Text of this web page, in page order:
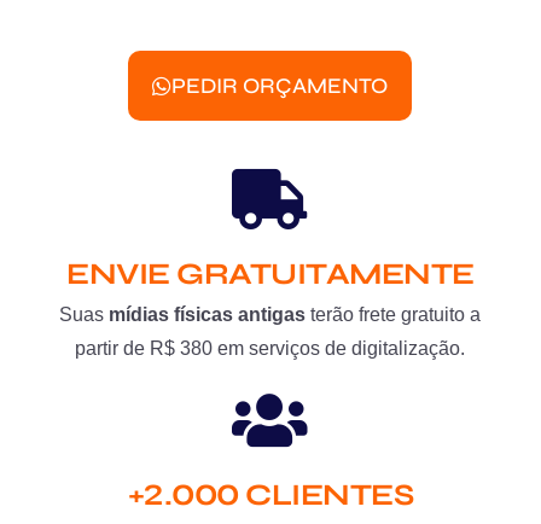
PEDIR ORÇAMENTO
ENVIE GRATUITAMENTE
Suas mídias físicas antigas terão frete gratuito a
partir de R$ 380 em serviços de digitalização.
+2.000 CLIENTES